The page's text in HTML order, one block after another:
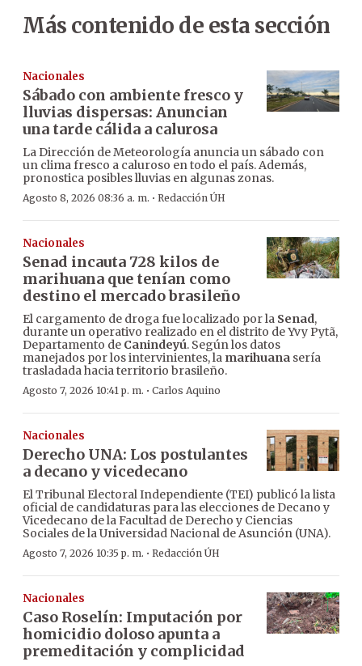
Más contenido de esta sección
Nacionales
Sábado con ambiente fresco y
lluvias dispersas: Anuncian
una tarde cálida a calurosa
La Dirección de Meteorología anuncia un sábado con
un clima fresco a caluroso en todo el país. Además,
pronostica posibles lluvias en algunas zonas.
Agosto 8, 2026 08:36 a. m. · Redacción ÚH
Nacionales
Senad incauta 728 kilos de
marihuana que tenían como
destino el mercado brasileño
El cargamento de droga fue localizado por la Senad,
durante un operativo realizado en el distrito de Yvy Pytã,
Departamento de Canindeyú. Según los datos
manejados por los intervinientes, la marihuana sería
trasladada hacia territorio brasileño.
Agosto 7, 2026 10:41 p. m. · Carlos Aquino
Nacionales
Derecho UNA: Los postulantes
a decano y vicedecano
El Tribunal Electoral Independiente (TEI) publicó la lista
oficial de candidaturas para las elecciones de Decano y
Vicedecano de la Facultad de Derecho y Ciencias
Sociales de la Universidad Nacional de Asunción (UNA).
Agosto 7, 2026 10:35 p. m. · Redacción ÚH
Nacionales
Caso Roselín: Imputación por
homicidio doloso apunta a
premeditación y complicidad